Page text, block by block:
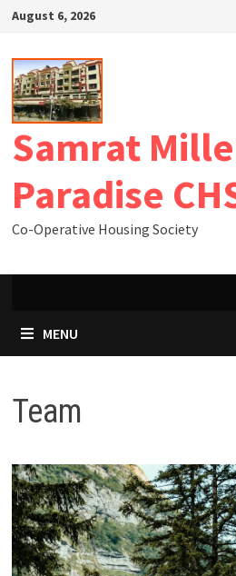
August 6, 2026
Samrat
Paradise
Co-Operative Housing Society
MENU
Team